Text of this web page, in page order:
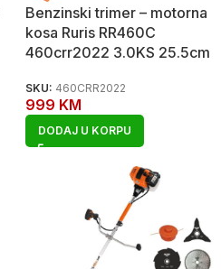
Benzinski trimer – motorna
kosa Ruris RR460C
460crr2022 3.0KS 25.5cm
SKU: 460CRR2022
999 KM
DODAJ U KORPU